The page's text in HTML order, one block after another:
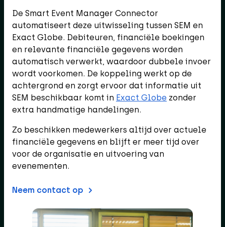
De Smart Event Manager Connector
automatiseert deze uitwisseling tussen SEM en
Exact Globe. Debiteuren, financiële boekingen
en relevante financiële gegevens worden
automatisch verwerkt, waardoor dubbele invoer
wordt voorkomen. De koppeling werkt op de
achtergrond en zorgt ervoor dat informatie uit
SEM beschikbaar komt in Exact Globe zonder
extra handmatige handelingen.
Zo beschikken medewerkers altijd over actuele
financiële gegevens en blijft er meer tijd over
voor de organisatie en uitvoering van
evenementen.
Neem contact op